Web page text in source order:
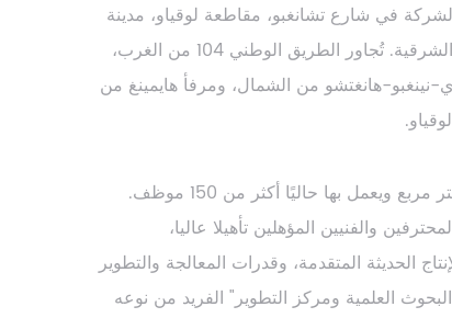
في شارع تشانغبو، مقاطعة لوقياو، مدينة
تايچو، على ساحل بحر الصين الشرقية. تُجاور الطريق الوطني 104 من الغرب،
نينغبو-هانغتشو من الشمال، ومرفأ هايمينغ من
تبلغ مساحة الشركة 15000 متر مربع ويعمل بها حاليًا أكثر من 150 موظف.
والفنيين المؤهلين تأهيلا عاليا،
الحديثة المتقدمة، وقدرات المعالجة والتطوير
العلمية ومركز التطوير" الفريد من نوعه